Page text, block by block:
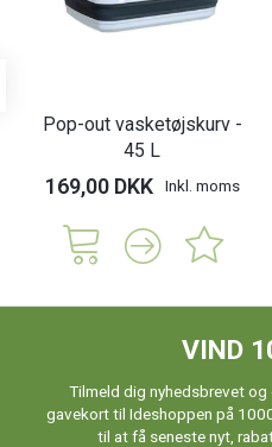
Pop-out vasketøjskurv -
45 L
169,00 DKK Inkl. moms
VIND
Tilmeld dig nyhedsbrevet
gavekort til Ideshoppen på
til at få seneste nyt,